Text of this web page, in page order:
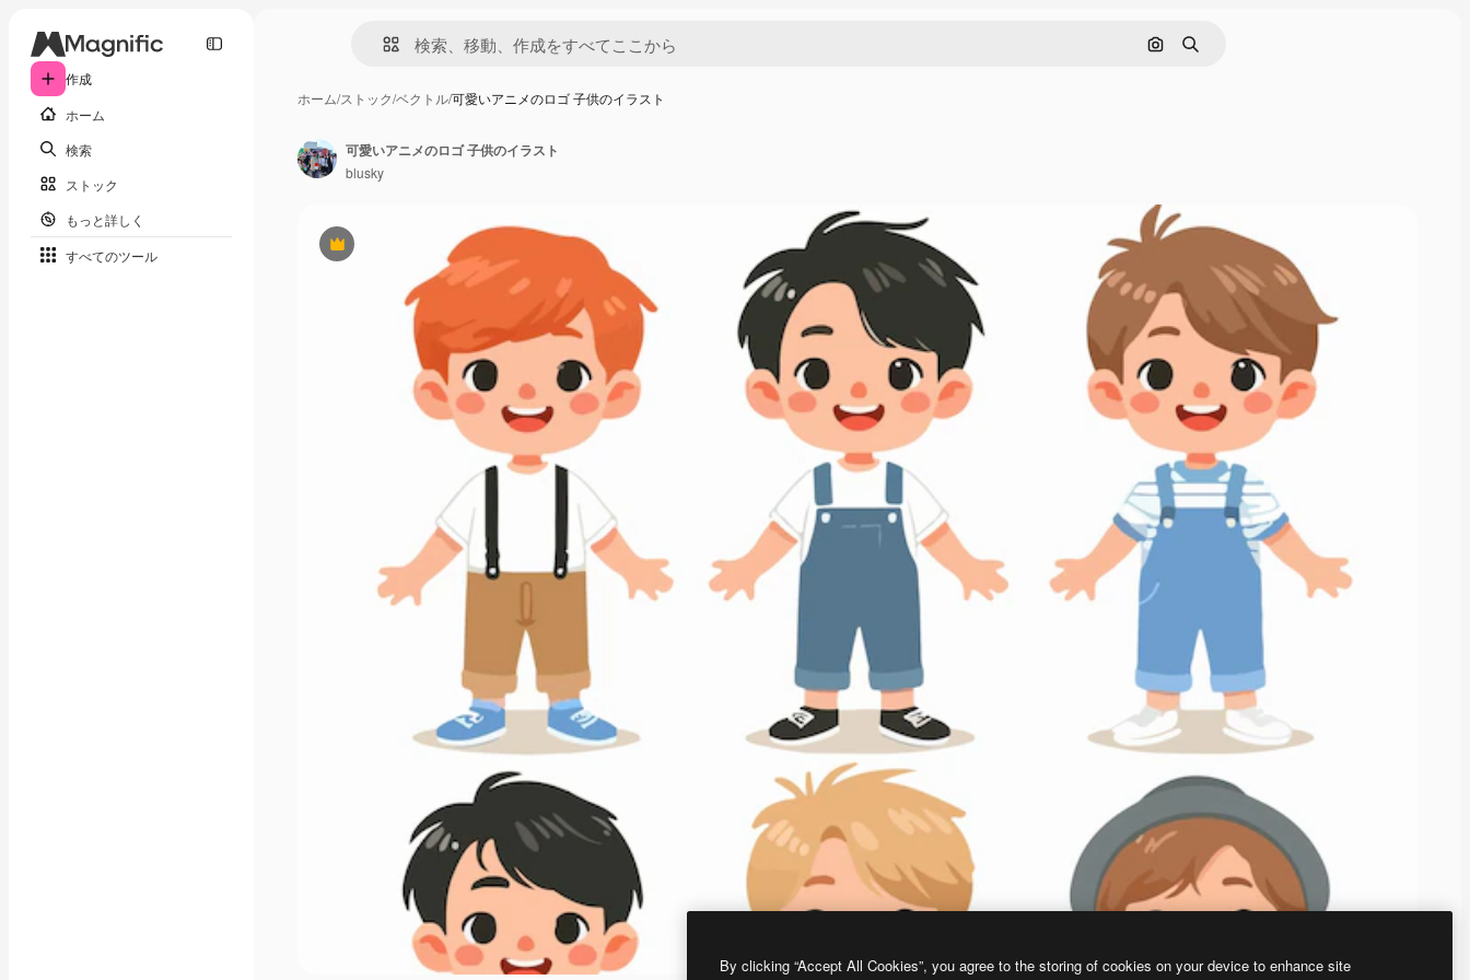
作成
ホーム
検索
ストック
もっと詳しく
すべてのツール
画像で検索
検索
ホーム/ストック/ベクトル/可愛いアニメのロゴ 子供のイラスト
Premium
可愛いアニメのロゴ 子供のイラスト
blusky
By clicking “Accept All Cookies”, you agree to the storing of cookies on your device to enhance site